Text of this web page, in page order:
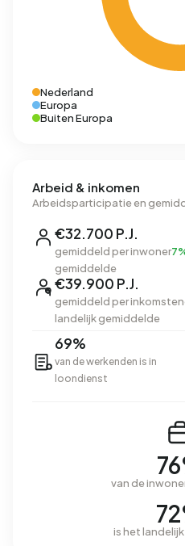
Nederland
Europa
Buiten Europa
Arbeid & inkomen
Arbeidsparticipatie en
€32.700 P.J.
gemiddeld per inwoner
gemiddelde
€39.900 P.J.
gemiddeld per
landelijk gemiddelde
69%
van de werkenden is in
loondienst
van de
is het